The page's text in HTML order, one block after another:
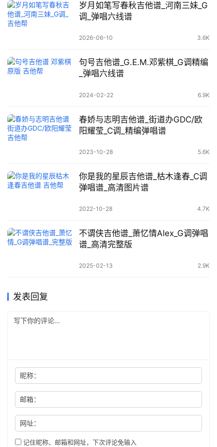
岁月如笔写春秋吉他谱_河南三妹_G
调_弹唱六线谱
2026-06-10 3.6K
句号吉他谱_G.E.M.邓紫棋_G调精编
_弹唱六线谱
2024-02-22 6.9K
春娇与志明吉他谱_街道办GDC/欧
阳耀莹_C调_精编弹唱谱
2023-10-28 5.6K
你是我的星辰吉他谱_枯木逢春_C调
弹唱谱_高清图片谱
2022-10-28 4.7K
不谓侠吉他谱_萧忆情Alex_G调弹唱
谱_高清完整版
2025-02-13 2.9K
发表回复
昵称：
邮箱：
网址：
记住昵称、邮箱和网址，下次评论免输入